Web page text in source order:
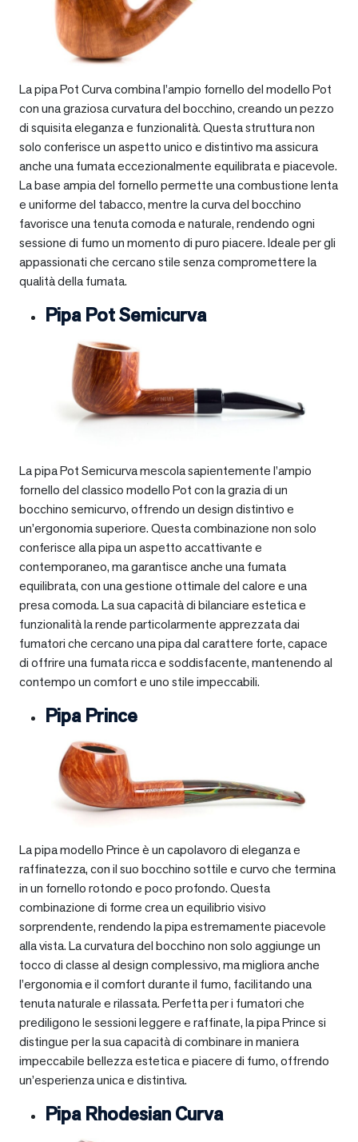
La pipa Pot Curva combina l’ampio fornello del modello Pot
con una graziosa curvatura del bocchino, creando un pezzo
di squisita eleganza e funzionalità. Questa struttura non
solo conferisce un aspetto unico e distintivo ma assicura
anche una fumata eccezionalmente equilibrata e piacevole.
La base ampia del fornello permette una combustione lenta
e uniforme del tabacco, mentre la curva del bocchino
favorisce una tenuta comoda e naturale, rendendo ogni
sessione di fumo un momento di puro piacere. Ideale per gli
appassionati che cercano stile senza compromettere la
qualità della fumata.
Pipa Pot Semicurva
La pipa Pot Semicurva mescola sapientemente l’ampio
fornello del classico modello Pot con la grazia di un
bocchino semicurvo, offrendo un design distintivo e
un’ergonomia superiore. Questa combinazione non solo
conferisce alla pipa un aspetto accattivante e
contemporaneo, ma garantisce anche una fumata
equilibrata, con una gestione ottimale del calore e una
presa comoda. La sua capacità di bilanciare estetica e
funzionalità la rende particolarmente apprezzata dai
fumatori che cercano una pipa dal carattere forte, capace
di offrire una fumata ricca e soddisfacente, mantenendo al
contempo un comfort e uno stile impeccabili.
Pipa Prince
La pipa modello Prince è un capolavoro di eleganza e
raffinatezza, con il suo bocchino sottile e curvo che termina
in un fornello rotondo e poco profondo. Questa
combinazione di forme crea un equilibrio visivo
sorprendente, rendendo la pipa estremamente piacevole
alla vista. La curvatura del bocchino non solo aggiunge un
tocco di classe al design complessivo, ma migliora anche
l’ergonomia e il comfort durante il fumo, facilitando una
tenuta naturale e rilassata. Perfetta per i fumatori che
prediligono le sessioni leggere e raffinate, la pipa Prince si
distingue per la sua capacità di combinare in maniera
impeccabile bellezza estetica e piacere di fumo, offrendo
un’esperienza unica e distintiva.
Pipa Rhodesian Curva